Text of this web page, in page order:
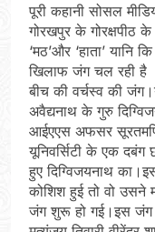
पूरी कहानी सोसल
गोरखपुर के गोरक्षपीठ
‘मठ’और ‘हाता’ यानि
खिलाफ जंग चल रही है
बीच की वर्चस्व की
अवैद्यनाथ के गुरु
आईएएस अफसर
यूनिवर्सिटी के एक दबंग
हुए दिग्विजयनाथ
कोशिश हुई तो वो उसने
जंग शुरू हो गई।इस जंग